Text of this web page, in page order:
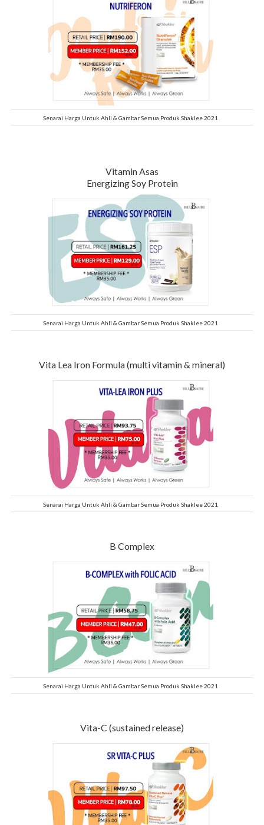
Senarai Harga Untuk Ahli & Gambar Semua Produk Shaklee 2021
Vitamin Asas
Energizing Soy Protein
Senarai Harga Untuk Ahli & Gambar Semua Produk Shaklee 2021
Vita Lea Iron Formula (multi vitamin & mineral)
Senarai Harga Untuk Ahli & Gambar Semua Produk Shaklee 2021
B Complex
Senarai Harga Untuk Ahli & Gambar Semua Produk Shaklee 2021
Vita-C (sustained release)